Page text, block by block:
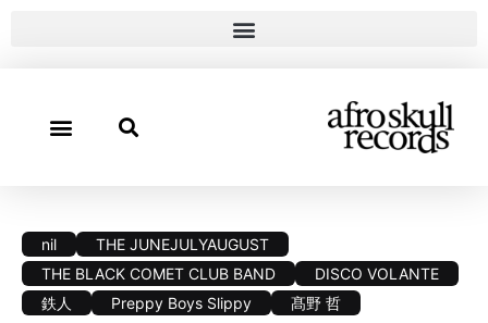
nil
THE JUNEJULYAUGUST
THE BLACK COMET CLUB BAND
DISCO VOLANTE
鉄人
Preppy Boys Slippy 髙野 哲